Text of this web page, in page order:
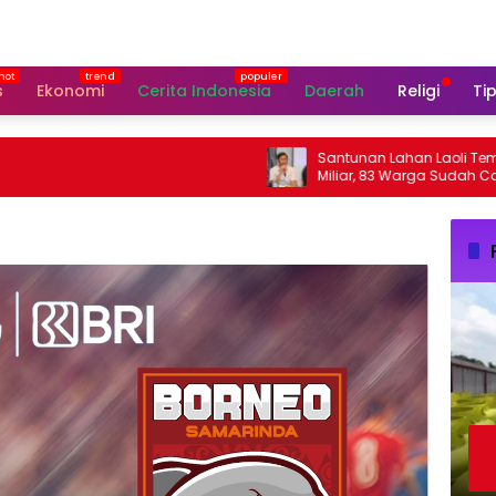
Ekonomi Cerita Indonesia Daerah Religi
Santunan Lahan Laoli Tembus
Miliar, 83 Warga Sudah Cair